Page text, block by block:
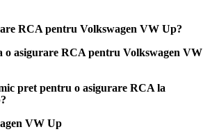
RCA pentru Volkswagen VW Up?
o asigurare RCA pentru Volkswagen VW
pret pentru o asigurare RCA la